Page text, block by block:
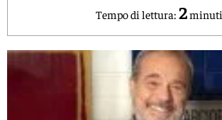
Tempo di lettura: 2minuti